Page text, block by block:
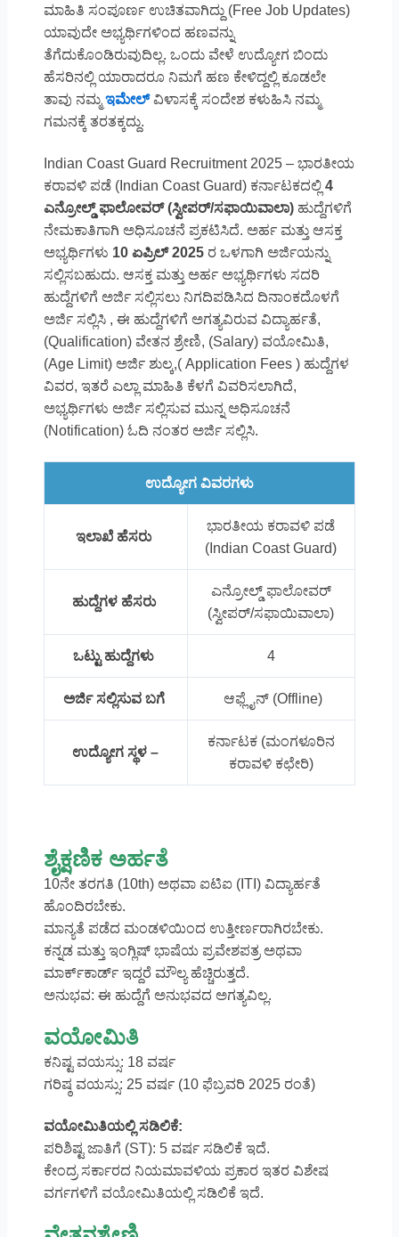
ಮಾಹಿತಿ ಸಂಪೂರ್ಣ ಉಚಿತವಾಗಿದ್ದು (Free Job Updates)
ಯಾವುದೇ ಅಭ್ಯರ್ಥಿಗಳಿಂದ ಹಣವನ್ನು
ತೆಗೆದುಕೊಂಡಿರುವುದಿಲ್ಲ. ಒಂದು ವೇಳೆ ಉದ್ಯೋಗ ಬಿಂದು
ಹೆಸರಿನಲ್ಲಿ ಯಾರಾದರೂ ನಿಮಗೆ ಹಣ ಕೇಳಿದ್ದಲ್ಲಿ ಕೂಡಲೇ
ತಾವು ನಮ್ಮಇಮೇಲ್ವಿಳಾಸಕ್ಕೆ ಸಂದೇಶ ಕಳುಹಿಸಿ ನಮ್ಮ
ಗಮನಕ್ಕೆ ತರತಕ್ಕದ್ದು.
Indian Coast Guard Recruitment 2025 – ಭಾರತೀಯ
ಕರಾವಳಿ ಪಡೆ (Indian Coast Guard) ಕರ್ನಾಟಕದಲ್ಲಿ 4
ಎನ್ರೋಲ್ಡ್ ಫಾಲೋವರ್ (ಸ್ವೀಪರ್/ಸಫಾಯಿವಾಲಾ)ಹುದ್ದೆಗಳಿಗೆ
ನೇಮಕಾತಿಗಾಗಿ ಅಧಿಸೂಚನೆ ಪ್ರಕಟಿಸಿದೆ. ಅರ್ಹ ಮತ್ತು ಆಸಕ್ತ
ಅಭ್ಯರ್ಥಿಗಳು 10 ಏಪ್ರಿಲ್ 2025ರ ಒಳಗಾಗಿ ಅರ್ಜಿಯನ್ನು
ಸಲ್ಲಿಸಬಹುದು. ಆಸಕ್ತ ಮತ್ತು ಅರ್ಹ ಅಭ್ಯರ್ಥಿಗಳು ಸದರಿ
ಹುದ್ದೆಗಳಿಗೆ ಅರ್ಜಿ ಸಲ್ಲಿಸಲು ನಿಗದಿಪಡಿಸಿದ ದಿನಾಂಕದೊಳಗೆ
ಅರ್ಜಿ ಸಲ್ಲಿಸಿ , ಈ ಹುದ್ದೆಗಳಿಗೆ ಅಗತ್ಯವಿರುವ ವಿದ್ಯಾರ್ಹತೆ,
(Qualification) ವೇತನ ಶ್ರೇಣಿ, (Salary) ವಯೋಮಿತಿ,
(Age Limit) ಅರ್ಜಿ ಶುಲ್ಕ,( Application Fees ) ಹುದ್ದೆಗಳ
ವಿವರ, ಇತರೆ ಎಲ್ಲಾ ಮಾಹಿತಿ ಕೆಳಗೆ ವಿವರಿಸಲಾಗಿದೆ,
ಅಭ್ಯರ್ಥಿಗಳು ಅರ್ಜಿ ಸಲ್ಲಿಸುವ ಮುನ್ನ ಅಧಿಸೂಚನೆ
(Notification) ಓದಿ ನಂತರ ಅರ್ಜಿ ಸಲ್ಲಿಸಿ.
ಉದ್ಯೋಗ ವಿವರಗಳು
ಇಲಾಖೆ ಹೆಸರು
ಭಾರತೀಯ ಕರಾವಳಿ ಪಡೆ
(Indian Coast Guard)
ಹುದ್ದೆಗಳ ಹೆಸರು
ಎನ್ರೋಲ್ಡ್ ಫಾಲೋವರ್
(ಸ್ವೀಪರ್/ಸಫಾಯಿವಾಲಾ)
ಒಟ್ಟು ಹುದ್ದೆಗಳು 4
ಅರ್ಜಿ ಸಲ್ಲಿಸುವ ಬಗೆ ಆಫ್ಲೈನ್ (Offline)
ಉದ್ಯೋಗ ಸ್ಥಳ –
ಕರ್ನಾಟಕ (ಮಂಗಳೂರಿನ
ಕರಾವಳಿ ಕಛೇರಿ)
ಶೈಕ್ಷಣಿಕ ಅರ್ಹತೆ
10ನೇ ತರಗತಿ (10th) ಅಥವಾ ಐಟಿಐ (ITI) ವಿದ್ಯಾರ್ಹತೆ
ಹೊಂದಿರಬೇಕು.
ಮಾನ್ಯತೆ ಪಡೆದ ಮಂಡಳಿಯಿಂದ ಉತ್ತೀರ್ಣರಾಗಿರಬೇಕು.
ಕನ್ನಡ ಮತ್ತು ಇಂಗ್ಲಿಷ್ ಭಾಷೆಯ ಪ್ರವೇಶಪತ್ರ ಅಥವಾ
ಮಾರ್ಕ್‌ಕಾರ್ಡ್ ಇದ್ದರೆ ಮೌಲ್ಯ ಹೆಚ್ಚಿರುತ್ತದೆ.
ಅನುಭವ: ಈ ಹುದ್ದೆಗೆ ಅನುಭವದ ಅಗತ್ಯವಿಲ್ಲ.
ವಯೋಮಿತಿ
ಕನಿಷ್ಟ ವಯಸ್ಸು: 18 ವರ್ಷ
ಗರಿಷ್ಠ ವಯಸ್ಸು: 25 ವರ್ಷ (10 ಫೆಬ್ರವರಿ 2025 ರಂತೆ)
ವಯೋಮಿತಿಯಲ್ಲಿ ಸಡಿಲಿಕೆ:
ಪರಿಶಿಷ್ಟ ಜಾತಿಗೆ (ST): 5 ವರ್ಷ ಸಡಿಲಿಕೆ ಇದೆ.
ಕೇಂದ್ರ ಸರ್ಕಾರದ ನಿಯಮಾವಳಿಯ ಪ್ರಕಾರ ಇತರ ವಿಶೇಷ
ವರ್ಗಗಳಿಗೆ ವಯೋಮಿತಿಯಲ್ಲಿ ಸಡಿಲಿಕೆ ಇದೆ.